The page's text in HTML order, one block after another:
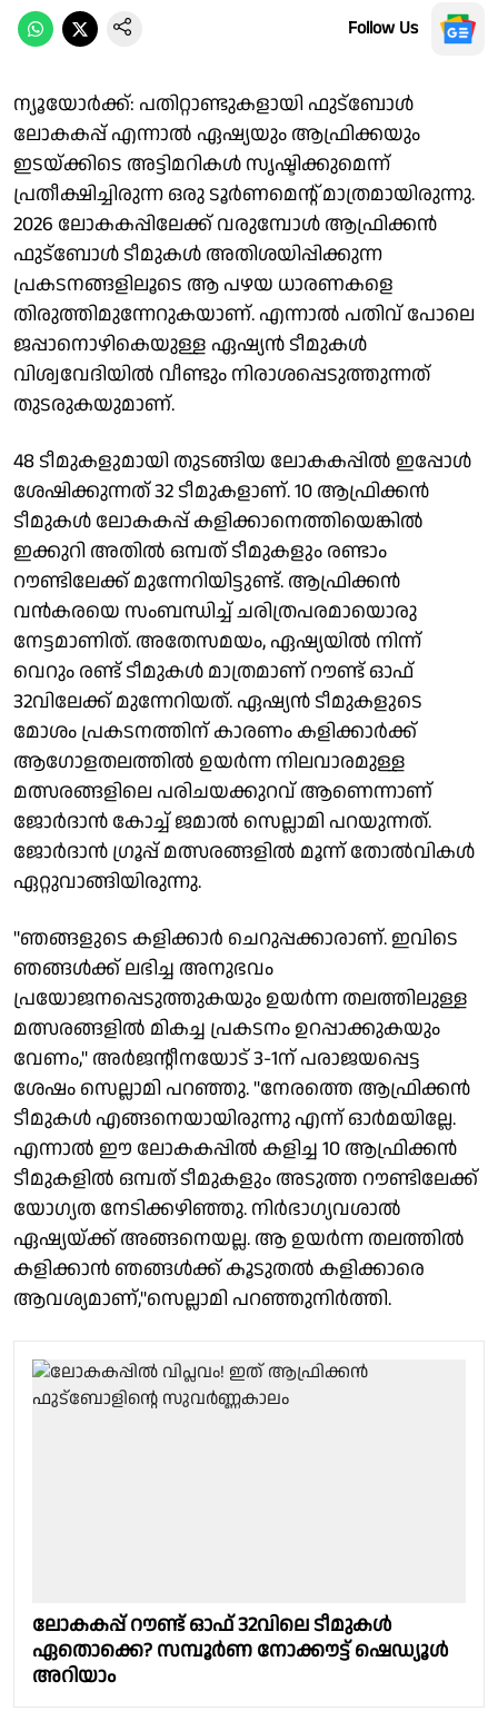
Follow Us
ന്യൂയോർക്ക്: പതിറ്റാണ്ടുകളായി ഫുട്ബോൾ
ലോകകപ്പ് എന്നാൽ ഏഷ്യയും ആഫ്രിക്കയും
ഇടയ്ക്കിടെ അട്ടിമറികൾ സൃഷ്ടിക്കുമെന്ന്
പ്രതീക്ഷിച്ചിരുന്ന ഒരു ടൂർണമെൻ്റ് മാത്രമായിരുന്നു.
2026 ലോകകപ്പിലേക്ക് വരുമ്പോൾ ആഫ്രിക്കൻ
ഫുട്ബോൾ ടീമുകൾ അതിശയിപ്പിക്കുന്ന
പ്രകടനങ്ങളിലൂടെ ആ പഴയ ധാരണകളെ
തിരുത്തിമുന്നേറുകയാണ്. എന്നാൽ പതിവ് പോലെ
ജപ്പാനൊഴികെയുള്ള ഏഷ്യൻ ടീമുകൾ
വിശ്വവേദിയിൽ വീണ്ടും നിരാശപ്പെടുത്തുന്നത്
തുടരുകയുമാണ്.
48 ടീമുകളുമായി തുടങ്ങിയ ലോകകപ്പിൽ ഇപ്പോൾ
ശേഷിക്കുന്നത് 32 ടീമുകളാണ്. 10 ആഫ്രിക്കൻ
ടീമുകൾ ലോകകപ്പ് കളിക്കാനെത്തിയെങ്കിൽ
ഇക്കുറി അതിൽ ഒമ്പത് ടീമുകളും രണ്ടാം
റൗണ്ടിലേക്ക് മുന്നേറിയിട്ടുണ്ട്. ആഫ്രിക്കൻ
വൻകരയെ സംബന്ധിച്ച് ചരിത്രപരമായൊരു
നേട്ടമാണിത്. അതേസമയം, ഏഷ്യയിൽ നിന്ന്
വെറും രണ്ട് ടീമുകൾ മാത്രമാണ് റൗണ്ട് ഓഫ്
32വിലേക്ക് മുന്നേറിയത്. ഏഷ്യൻ ടീമുകളുടെ
മോശം പ്രകടനത്തിന് കാരണം കളിക്കാർക്ക്
ആഗോളതലത്തിൽ ഉയർന്ന നിലവാരമുള്ള
മത്സരങ്ങളിലെ പരിചയക്കുറവ് ആണെന്നാണ്
ജോർദാൻ കോച്ച് ജമാൽ സെല്ലാമി പറയുന്നത്.
ജോർദാൻ ഗ്രൂപ്പ് മത്സരങ്ങളിൽ മൂന്ന് തോൽവികൾ
ഏറ്റുവാങ്ങിയിരുന്നു.
"ഞങ്ങളുടെ കളിക്കാർ ചെറുപ്പക്കാരാണ്. ഇവിടെ
ഞങ്ങൾക്ക് ലഭിച്ച അനുഭവം
പ്രയോജനപ്പെടുത്തുകയും ഉയർന്ന തലത്തിലുള്ള
മത്സരങ്ങളിൽ മികച്ച പ്രകടനം ഉറപ്പാക്കുകയും
വേണം," അർജൻ്റീനയോട് 3-1ന് പരാജയപ്പെട്ട
ശേഷം സെല്ലാമി പറഞ്ഞു. "നേരത്തെ ആഫ്രിക്കൻ
ടീമുകൾ എങ്ങനെയായിരുന്നു എന്ന് ഓർമയില്ലേ.
എന്നാൽ ഈ ലോകകപ്പിൽ കളിച്ച 10 ആഫ്രിക്കൻ
ടീമുകളിൽ ഒമ്പത് ടീമുകളും അടുത്ത റൗണ്ടിലേക്ക്
യോഗ്യത നേടിക്കഴിഞ്ഞു. നിർഭാഗ്യവശാൽ
ഏഷ്യയ്ക്ക് അങ്ങനെയല്ല. ആ ഉയർന്ന തലത്തിൽ
കളിക്കാൻ ഞങ്ങൾക്ക് കൂടുതൽ കളിക്കാരെ
ആവശ്യമാണ്,"സെല്ലാമി പറഞ്ഞുനിർത്തി.
ലോകകപ്പ് റൗണ്ട് ഓഫ് 32വിലെ ടീമുകൾ
ഏതൊക്കെ? സമ്പൂർണ നോക്കൗട്ട് ഷെഡ്യൂൾ
അറിയാം